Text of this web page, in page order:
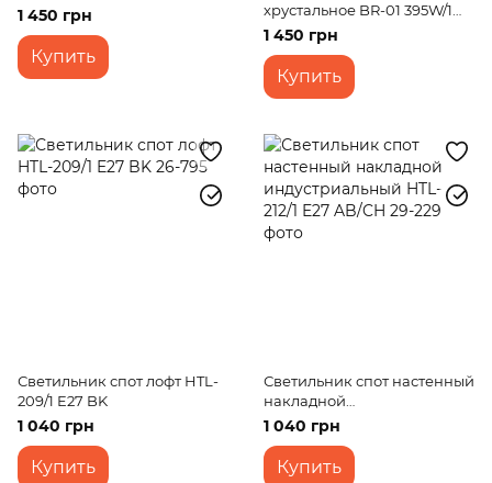
1 450 грн
Купить
хрустальное BR-01 395W/1
E14 CH
1 450 грн
Купить
Светильник спот лофт HTL-
209/1 E27 BK
1 040 грн
Купить
Светильник спот настенный
накладной
индустриальный HTL-212/1
E27 AB/CH
1 040 грн
Купить